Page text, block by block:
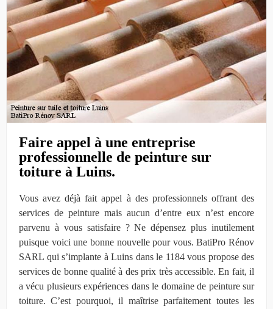
Faire appel à une entreprise
professionnelle de peinture sur
toiture à Luins.
Vous avez déjà fait appel à des professionnels offrant des
services de peinture mais aucun d’entre eux n’est encore
parvenu à vous satisfaire ? Ne dépensez plus inutilement
puisque voici une bonne nouvelle pour vous. BatiPro Rénov
SARL qui s’implante à Luins dans le 1184 vous propose des
services de bonne qualité à des prix très accessible. En fait, il
a vécu plusieurs expériences dans le domaine de peinture sur
toiture. C’est pourquoi, il maîtrise parfaitement toutes les